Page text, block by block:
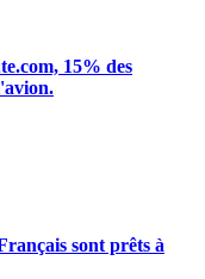
15% des
sont prêts à